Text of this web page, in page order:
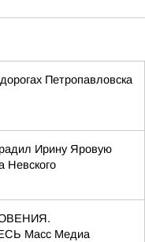
Петропавловска
Ирину Яровую
Невского
Масс Медиа